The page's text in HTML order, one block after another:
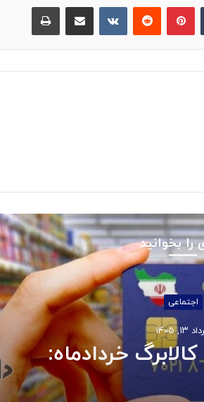
پینترست ‫رددیت
را بخوانید
اجتماعی
۱۴۰۵
خردادماه: